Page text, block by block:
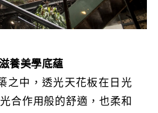
養美學底蘊
之中，透光天花板在日光
合作用般的舒適，也柔和